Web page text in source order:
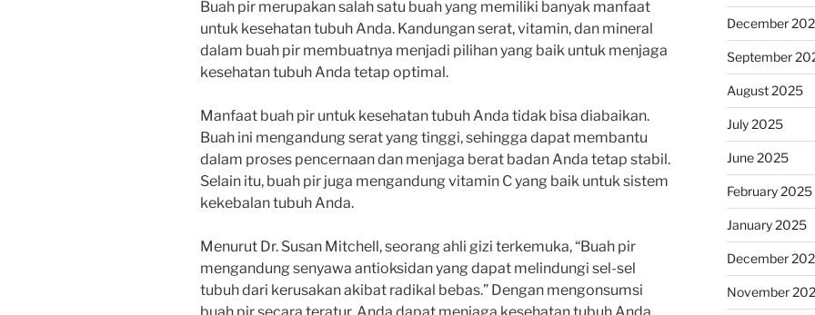
Buah pir merupakan salah satu buah yang memiliki banyak manfaat
untuk kesehatan tubuh Anda. Kandungan serat, vitamin, dan mineral
dalam buah pir membuatnya menjadi pilihan yang baik untuk menjaga
kesehatan tubuh Anda tetap optimal.
Manfaat buah pir untuk kesehatan tubuh Anda tidak bisa diabaikan.
Buah ini mengandung serat yang tinggi, sehingga dapat membantu
dalam proses pencernaan dan menjaga berat badan Anda tetap stabil.
Selain itu, buah pir juga mengandung vitamin C yang baik untuk sistem
kekebalan tubuh Anda.
Menurut Dr. Susan Mitchell, seorang ahli gizi terkemuka, “Buah pir
mengandung senyawa antioksidan yang dapat melindungi sel-sel
tubuh dari kerusakan akibat radikal bebas.” Dengan mengonsumsi
December
September
August 2025
July 2025
June 2025
February 2025
January 2025
December
November